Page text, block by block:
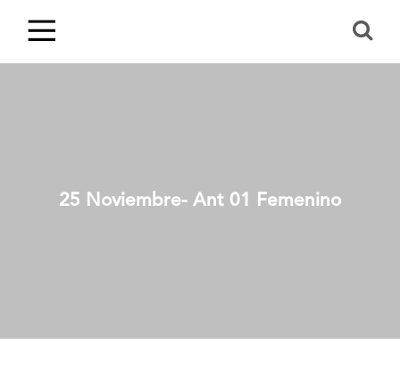
25 Noviembre- Ant 01 Femenino